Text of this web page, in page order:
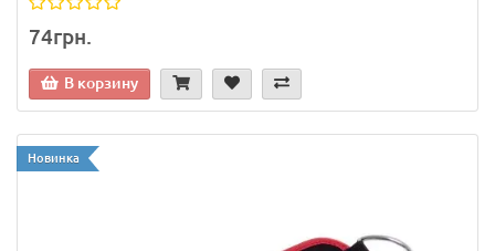
74грн.
В корзину
Новинка